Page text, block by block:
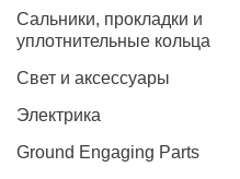
Сальники, прокладки и
уплотнительные кольца
Свет и аксессуары
Электрика
Ground Engaging Parts